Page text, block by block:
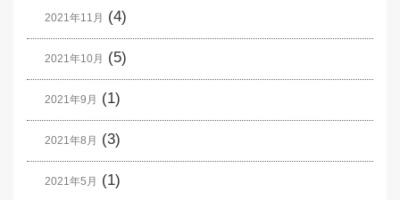
2021年11月 (4)
2021年10月 (5)
2021年9月 (1)
2021年8月 (3)
2021年5月 (1)